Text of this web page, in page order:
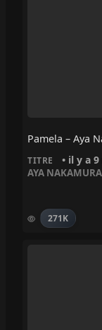
TITRE • il y a
AYA NAKAMURA
271K